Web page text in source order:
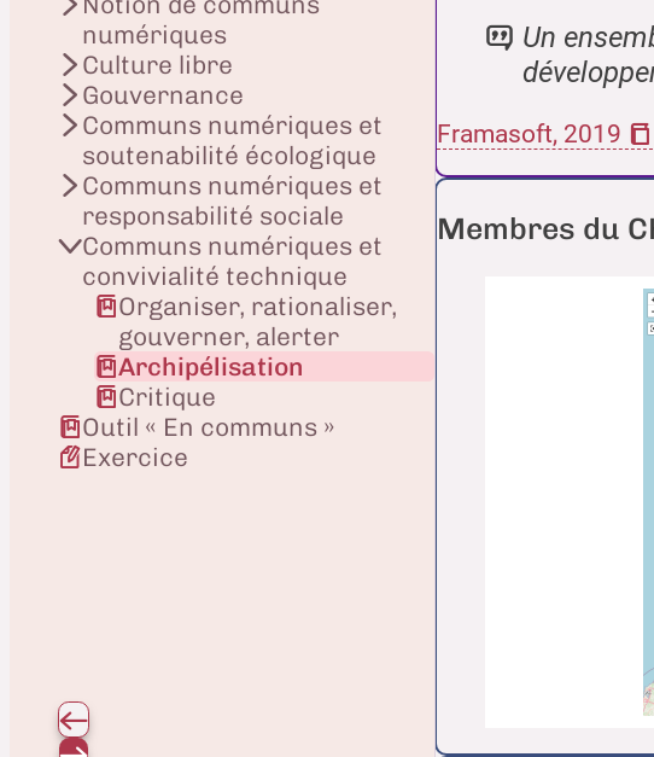
Un
Framasoft, 2019
Membres du
numériques
Culture libre
Gouvernance
Communs numériques et
soutenabilité écologique
Communs numériques et
responsabilité sociale
Communs numériques et
convivialité technique
Organiser, rationaliser,
gouverner, alerter
Archipélisation
Critique
Outil « En communs »
Exercice